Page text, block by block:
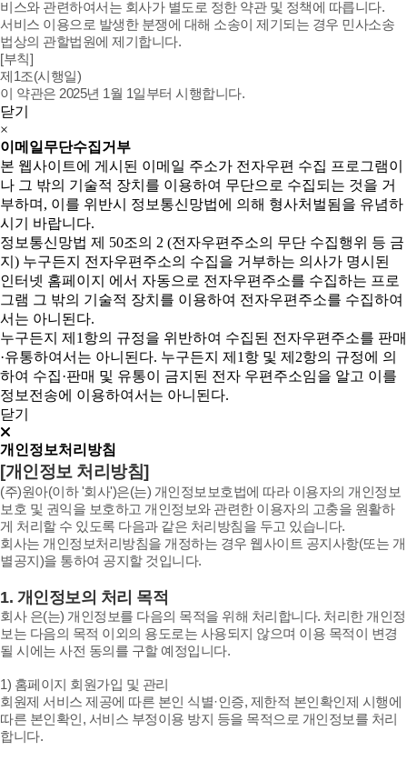
비스와 관련하여서는 회사가 별도로 정한 약관 및 정책에 따릅니다.
서비스 이용으로 발생한 분쟁에 대해 소송이 제기되는 경우 민사소송
법상의 관할법원에 제기합니다.
[부칙]
제1조(시행일)
이 약관은 2025년 1월 1일부터 시행합니다.
닫기
×
이메일무단수집거부
본 웹사이트에 게시된 이메일 주소가 전자우편 수집 프로그램이
나 그 밖의 기술적 장치를 이용하여 무단으로 수집되는 것을 거
부하며, 이를 위반시 정보통신망법에 의해 형사처벌됨을 유념하
시기 바랍니다.
정보통신망법 제 50조의 2 (전자우편주소의 무단 수집행위 등 금
지) 누구든지 전자우편주소의 수집을 거부하는 의사가 명시된
인터넷 홈페이지 에서 자동으로 전자우편주소를 수집하는 프로
그램 그 밖의 기술적 장치를 이용하여 전자우편주소를 수집하여
서는 아니된다.
누구든지 제1항의 규정을 위반하여 수집된 전자우편주소를 판매
·유통하여서는 아니된다. 누구든지 제1항 및 제2항의 규정에 의
하여 수집·판매 및 유통이 금지된 전자 우편주소임을 알고 이를
정보전송에 이용하여서는 아니된다.
닫기
개인정보처리방침
[개인정보 처리방침]
(주)원아(이하 '회사')은(는) 개인정보보호법에 따라 이용자의 개인정보
보호 및 권익을 보호하고 개인정보와 관련한 이용자의 고충을 원활하
게 처리할 수 있도록 다음과 같은 처리방침을 두고 있습니다.
회사는 개인정보처리방침을 개정하는 경우 웹사이트 공지사항(또는 개
별공지)을 통하여 공지할 것입니다.
1. 개인정보의 처리 목적
회사 은(는) 개인정보를 다음의 목적을 위해 처리합니다. 처리한 개인정
보는 다음의 목적 이외의 용도로는 사용되지 않으며 이용 목적이 변경
될 시에는 사전 동의를 구할 예정입니다.
1) 홈페이지 회원가입 및 관리
회원제 서비스 제공에 따른 본인 식별·인증, 제한적 본인확인제 시행에
따른 본인확인, 서비스 부정이용 방지 등을 목적으로 개인정보를 처리
합니다.